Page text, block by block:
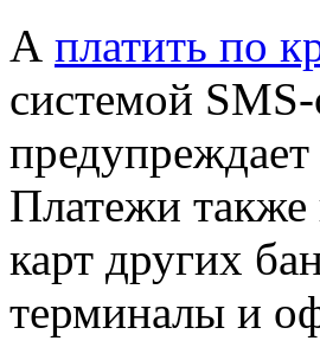
А платить по
системой
Платежи также
карт других
терминалы и